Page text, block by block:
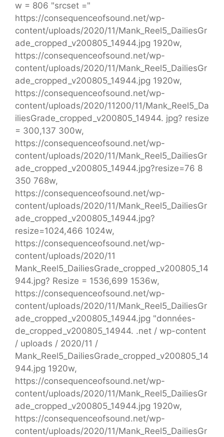
w = 806 "srcset ="
https://consequenceofsound.net/wp-
content/uploads/2020/11/Mank_Reel5_DailiesGr
ade_cropped_v200805_14944.jpg 1920w,
https://consequenceofsound.net/wp-
content/uploads/2020/11/Mank_Reel5_DailiesGr
ade_cropped_v200805_14944.jpg 1920w,
https://consequenceofsound.net/wp-
content/uploads/2020/11200/11/Mank_Reel5_Da
iliesGrade_cropped_v200805_14944. jpg? resize
= 300,137 300w,
https://consequenceofsound.net/wp-
content/uploads/2020/11/Mank_Reel5_DailiesGr
ade_cropped_v200805_14944.jpg?resize=76 8
350 768w,
https://consequenceofsound.net/wp-
content/uploads/2020/11/Mank_Reel5_DailiesGr
ade_cropped_v200805_14944.jpg?
resize=1024,466 1024w,
https://consequenceofsound.net/wp-
content/uploads/2020/11
Mank_Reel5_DailiesGrade_cropped_v200805_14
944.jpg? Resize = 1536,699 1536w,
https://consequenceofsound.net/wp-
content/uploads/2020/11/Mank_Reel5_DailiesGr
ade_cropped_v200805_14944.jpg "données-
de_cropped_v200805_14944. .net / wp-content
/ uploads / 2020/11 /
Mank_Reel5_DailiesGrade_cropped_v200805_14
944.jpg 1920w,
https://consequenceofsound.net/wp-
content/uploads/2020/11/Mank_Reel5_DailiesGr
ade_cropped_v200805_14944.jpg 1920w,
https://consequenceofsound.net/wp-
content/uploads/2020/11/Mank_Reel5_DailiesGr